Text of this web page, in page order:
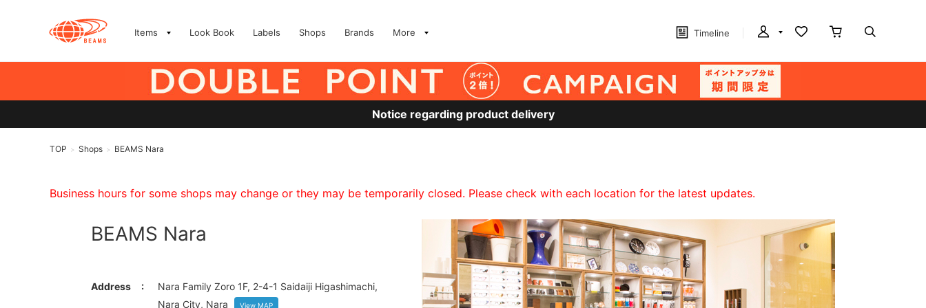
Items Look Book Labels Shops Brands More Timeline
Notice regarding product delivery
TOP > Shops > BEAMS Nara
Business hours for some shops may change or they may be temporarily closed. Please check with each location for the latest updates.
BEAMS Nara
Address
Nara Family Zoro 1F, 2-4-1 Saidaiji Higashimachi,
Nara City, Nara
View MAP